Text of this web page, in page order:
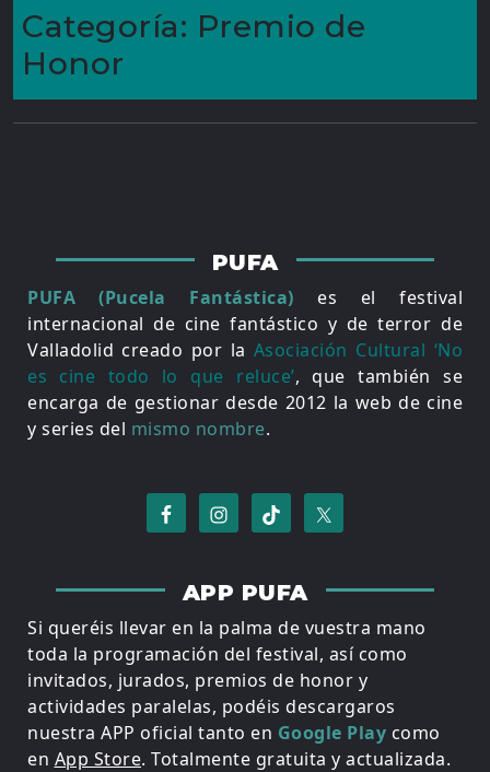
Categoría: Premio de
Honor
PUFA
PUFA (Pucela Fantástica) es el festival
internacional de cine fantástico y de terror de
Valladolid creado por la Asociación Cultural ‘No
es cine todo lo que reluce’, que también se
encarga de gestionar desde 2012 la web de cine
y series del mismo nombre.
APP PUFA
Si queréis llevar en la palma de vuestra mano
toda la programación del festival, así como
invitados, jurados, premios de honor y
actividades paralelas, podéis descargaros
nuestra APP oficial tanto en Google Play como
en App Store. Totalmente gratuita y actualizada.